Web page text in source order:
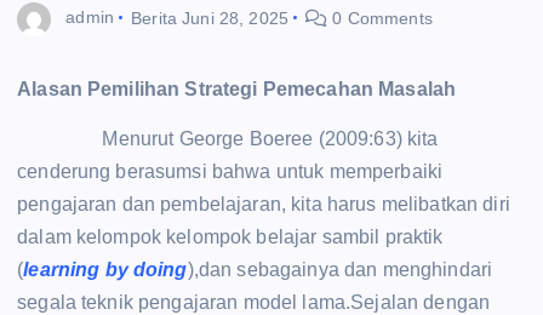
admin Berita Juni 28, 2025 0 Comments
Alasan Pemilihan Strategi Pemecahan Masalah
Menurut George Boeree (2009:63) kita
cenderung berasumsi bahwa untuk memperbaiki
pengajaran dan pembelajaran, kita harus melibatkan diri
dalam kelompok kelompok belajar sambil praktik
(learning by doing),dan sebagainya dan menghindari
segala teknik pengajaran model lama.Sejalan dengan